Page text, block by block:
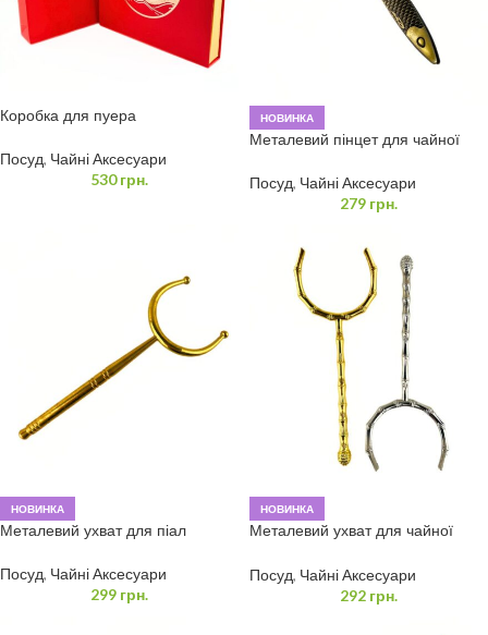
Коробка для пуера
Посуд, Чайні Аксесуари
530грн.
НОВИНКА
Металевий пінцет для чайної
Посуд, Чайні Аксесуари
279 грн.
НОВИНКА
Металевий ухват для піал
Посуд, Чайні Аксесуари
299 грн.
НОВИНКА
Металевий ухват для чайної
Цзя)
Посуд, Чайні Аксесуари
292 грн.